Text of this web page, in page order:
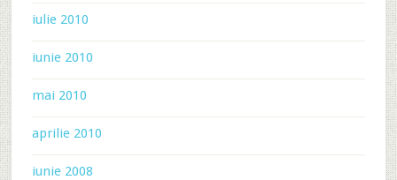
iulie 2010
iunie 2010
mai 2010
aprilie 2010
iunie 2008